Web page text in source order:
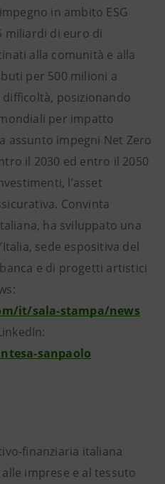
in ambito ESG
miliardi di euro di
alla comunità e alla
per 500 milioni a
posizionando
per impatto
assunto impegni Net Zero
il 2030 ed entro il 2050
l’asset
Convinta
ha sviluppato una
sede espositiva del
e di progetti artistici
it/sala-stampa/news
sanpaolo
finanziaria italiana
imprese e al tessuto